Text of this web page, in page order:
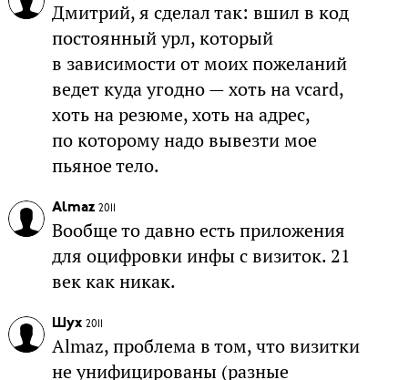
Дмитрий, я сделал так: вшил в код
постоянный урл, который
в зависимости от моих пожеланий
ведет куда угодно — хоть на vcard,
хоть на резюме, хоть на адрес,
по которому надо вывезти мое
пьяное тело.
Almaz 2011
Вообще то давно есть приложения
для оцифровки инфы с визиток. 21
век как никак.
Шух 2011
Almaz, проблема в том, что визитки
не унифицированы (разные